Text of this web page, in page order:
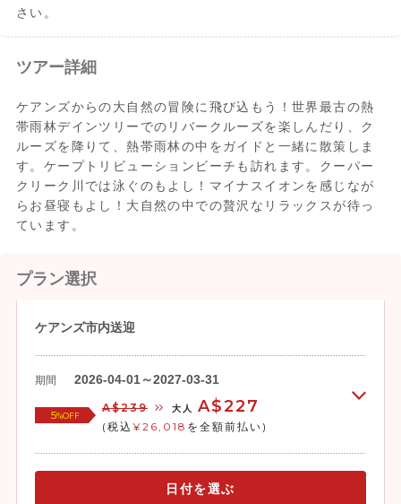
さい。
ツアー詳細
ケアンズからの大自然の冒険に飛び込もう！世界最古の熱
帯雨林デインツリーでのリバークルーズを楽しんだり、ク
ルーズを降りて、熱帯雨林の中をガイドと一緒に散策しま
す。ケープトリビューションビーチも訪れます。クーパー
クリーク川では泳ぐのもよし！マイナスイオンを感じなが
らお昼寝もよし！大自然の中での贅沢なリラックスが待っ
ています。
プラン選択
ケアンズ市内送迎
期間 2026-04-01～2027-03-31
5%OFF
A$239 大人 A$227
(税込 ¥26,018 を全額前払い)
日付を選ぶ